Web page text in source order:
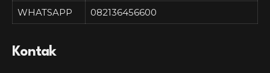
WHATSAPP
082136456600
Kontak